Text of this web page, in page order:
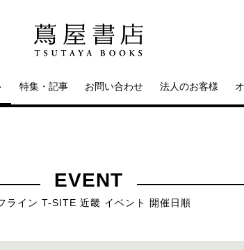
特集・記事 お問い合わせ 法人のお客様
EVENT
ライン T-SITE 近畿 イベント 開催日順